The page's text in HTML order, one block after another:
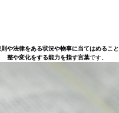
則や法律をある状況や物事に当てはめること
整や変化をする能力を指す言葉です。